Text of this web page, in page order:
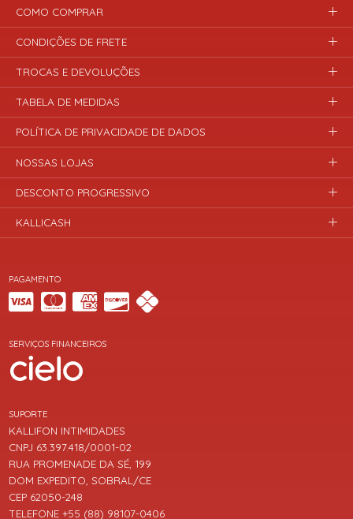
PAGAMENTO
SERVIÇOS FINANCEIROS
SUPORTE
KALLIFON INTIMIDADES
CNPJ 63.397.418/0001-02
RUA PROMENADE DA SÉ, 199
DOM EXPEDITO, SOBRAL/CE
CEP 62050-248
TELEFONE +55 (88) 98107-0406
COMO COMPRAR
CONDIÇÕES DE FRETE
TROCAS E DEVOLUÇÕES
TABELA DE MEDIDAS
POLÍTICA DE PRIVACIDADE DE DADOS
NOSSAS LOJAS
DESCONTO PROGRESSIVO
KALLICASH